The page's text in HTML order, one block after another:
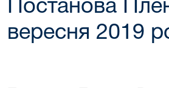
Постанова
вересня 2019